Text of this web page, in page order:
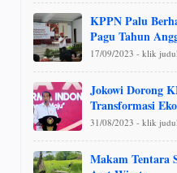
KPPN Palu
Pagu Tahun
17/09/2023 - klik
Jokowi Dorong
Transformasi
31/08/2023 - klik
Makam Tentara